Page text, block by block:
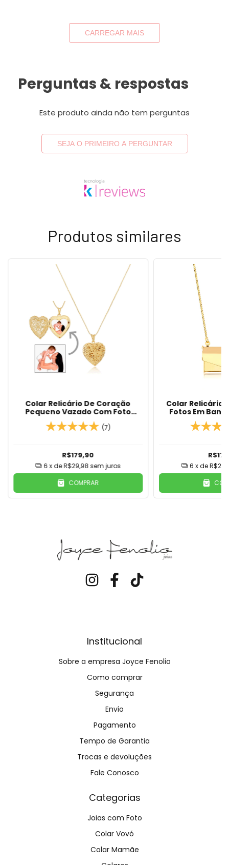
CARREGAR MAIS
Perguntas & respostas
Este produto ainda não tem perguntas
SEJA O PRIMEIRO A PERGUNTAR
Produtos similares
Colar Relicário De Coração
Pequeno Vazado Com Foto
Banhado Em Ouro 18k/Banho de
Prata
(7)
R$179,90
6x deR$29,98 sem juros
COMPRAR
Colar Relicário
Fotos Em
6 x de
Institucional
Sobre a empresa Joyce Fenolio
Como comprar
Segurança
Envio
Pagamento
Tempo de Garantia
Trocas e devoluções
Fale Conosco
Categorias
Joias com Foto
Colar Vovó
Colar Mamãe